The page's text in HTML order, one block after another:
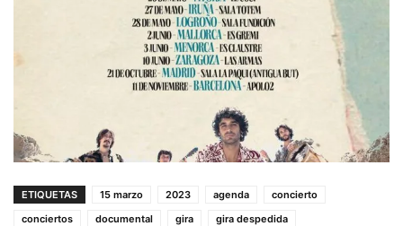
ETIQUETAS 15 marzo 2023 agenda
concierto
conciertos
documental gira
gira despedida